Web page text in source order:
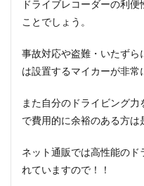
ドライブレコーダーの利
ことでしょう。
事故対応や盗難・いたず
は設置するマイカーが非常
また自分のドライビング
で費用的に余裕のある方は
ネット通販では高性能のド
れていますので！！